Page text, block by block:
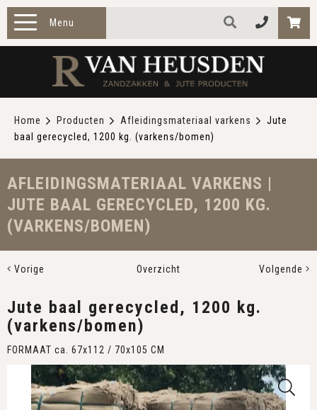
Menu
ZAKELIJK
TOEPASSINGEN
OVER ONS
Home Producten Afleidingsmateriaal varkens
Jute
baal gerecycled, 1200 kg. (varkens/bomen)
AFLEIDINGSMATERIAAL VARKENS |
JUTE BAAL GERECYCLED, 1200 KG.
(VARKENS/BOMEN)
Vorige Overzicht Volgende
Jute baal gerecycled, 1200 kg.
(varkens/bomen)
FORMAAT ca. 67x112 / 70x105 CM